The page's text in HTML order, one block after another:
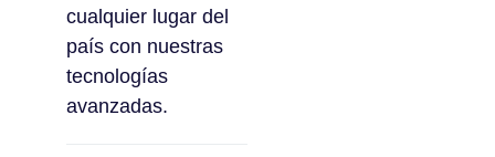
cualquier lugar del
país con nuestras
tecnologías
avanzadas.